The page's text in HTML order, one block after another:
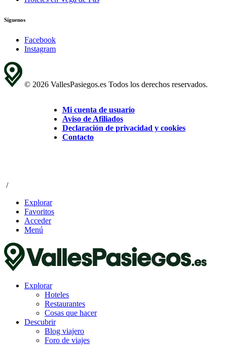
Síguenos
Facebook
Instagram
© 2026 VallesPasiegos.es Todos los derechos reservados.
Mi cuenta de usuario
Aviso de Afiliados
Declaración de privacidad y cookies
Contacto
/
Explorar
Favoritos
Acceder
Menú
Explorar
Hoteles
Restaurantes
Cosas que hacer
Descubrir
Blog viajero
Foro de viajes